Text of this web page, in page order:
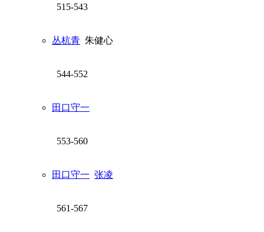
515-543
丛杭青 朱健心
544-552
田口守一
553-560
田口守一 张凌
561-567